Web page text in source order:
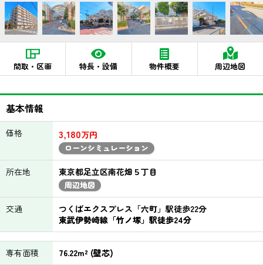
間取・区画 特長・設備 物件概要 周辺地図
基本情報
価格 3,180万円
ローンシミュレーション
所在地 東京都足立区南花畑５丁目
周辺地図
交通
つくばエクスプレス「六町」駅徒歩22分
東武伊勢崎線「竹ノ塚」駅徒歩24分
専有面積
76.22m² (壁芯)